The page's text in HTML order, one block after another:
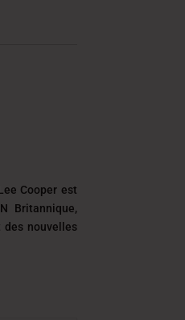
Cooper est
Britannique,
des nouvelles